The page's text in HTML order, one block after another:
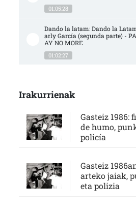
01:05:28
Dando la latam: Dando la
arly García (segunda parte) -
AY NO MORE
01:02:27
Irakurrienak
Gasteiz 1986:
de humo,
policía
Gasteiz
arteko jaiak,
eta polizia